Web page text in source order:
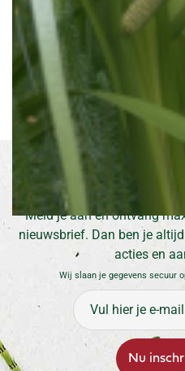
Acorus
Inschrijven voor
Meld je aan en ontvang
nieuwsbrief. Dan ben je
acties en
Wij slaan je gegevens secuur